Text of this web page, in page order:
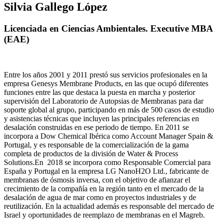
Silvia Gallego López
Licenciada en Ciencias Ambientales. Executive MBA
(EAE)
Entre los años 2001 y 2011 prestó sus servicios profesionales en la
empresa Genesys Membrane Products, en las que ocupó diferentes
funciones entre las que destaca la puesta en marcha y posterior
supervisión del Laboratorio de Autopsias de Membranas para dar
soporte global al grupo, participando en más de 500 casos de estudio
y asistencias técnicas que incluyen las principales referencias en
desalación construidas en ese periodo de tiempo. En 2011 se
incorpora a Dow Chemical Ibérica como Account Manager Spain &
Portugal, y es responsable de la comercialización de la gama
completa de productos de la división de Water & Process
Solutions.En 2018 se incorpora como Responsable Comercial para
España y Portugal en la empresa LG NanoH2O Ltd., fabricante de
membranas de ósmosis inversa, con el objetivo de afianzar el
crecimiento de la compañía en la región tanto en el mercado de la
desalación de agua de mar como en proyectos industriales y de
reutilización. En la actualidad además es responsable del mercado de
Israel y oportunidades de reemplazo de membranas en el Magreb.